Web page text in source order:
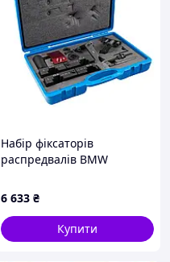
Набір фіксаторів
распредвалів BMW
6 633 ₴
Купити